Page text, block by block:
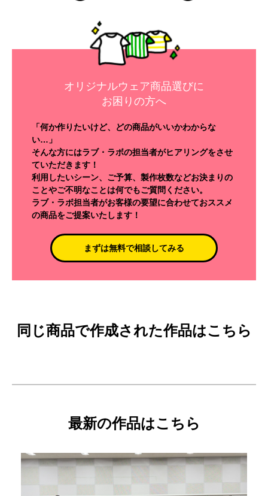
オリジナルウェア商品選びに
お困りの方へ
「何か作りたいけど、どの商品がいいかわからな
い…」
そんな方にはラブ・ラボの担当者がヒアリングをさせ
ていただきます！
利用したいシーン、ご予算、製作枚数などお決まりの
ことやご不明なことは何でもご質問ください。
ラブ・ラボ担当者がお客様の要望に合わせておススメ
の商品をご提案いたします！
まずは無料で相談してみる
同じ商品で作成された作品はこちら
最新の作品はこちら